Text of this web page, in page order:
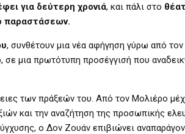
για δεύτερη χρονιά, και πάλι στο
παραστάσεων.
, συνθέτουν μια νέα αφήγηση γύρω από τον
μια πρωτότυπη προσέγγισή που
των πράξεών του. Από τον Μολιέρο
και την αναζήτηση της προσωπικής
ο Δον Ζουάν επιβιώνει